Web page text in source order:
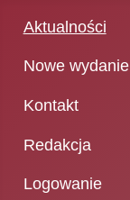
Aktualności
Nowe wydanie
Kontakt
Redakcja
Logowanie